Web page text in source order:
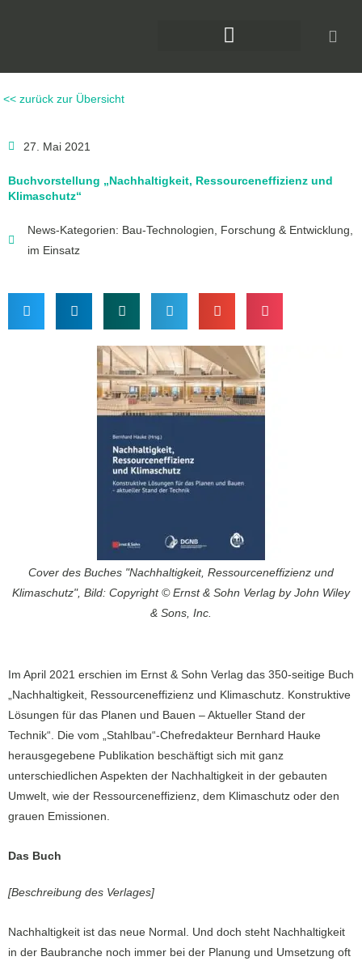
<< zurück zur Übersicht
27. Mai 2021
Buchvorstellung „Nachhaltigkeit, Ressourceneffizienz und
Klimaschutz“
News-Kategorien: Bau-Technologien Forschung & Entwicklung
im Einsatz
Cover des Buches "Nachhaltigkeit, Ressourceneffizienz und
Klimaschutz", Bild: Copyright © Ernst & Sohn Verlag by John Wiley
& Sons, Inc.
Im April 2021 erschien im Ernst & Sohn Verlag das 350-seitige Buch
„Nachhaltigkeit, Ressourceneffizienz und Klimaschutz. Konstruktive
Lösungen für das Planen und Bauen – Aktueller Stand der
Technik“. Die vom „Stahlbau“-Chefredakteur Bernhard Hauke
herausgegebene Publikation beschäftigt sich mit ganz
unterschiedlichen Aspekten der Nachhaltigkeit in der gebauten
Umwelt, wie der Ressourceneffizienz, dem Klimaschutz oder den
grauen Emissionen.
Das Buch
[Beschreibung des Verlages]
Nachhaltigkeit ist das neue Normal. Und doch steht Nachhaltigkeit
in der Baubranche noch immer bei der Planung und Umsetzung oft